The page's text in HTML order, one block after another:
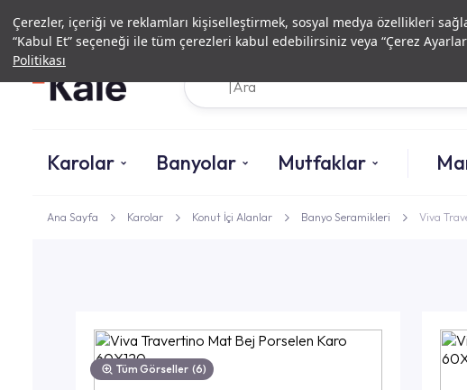
Çerezler, içeriği ve reklamları kişiselleştirmek, sosyal medya özellikleri
“Kabul Et” seçeneği ile tüm çerezleri kabul edebilirsiniz veya “Çerez
Politikası
Karolar Banyolar Mutfaklar
Ana Sayfa Karolar Konut İçi Alanlar Banyo Seramikleri Viva
Tüm Görseller (6)